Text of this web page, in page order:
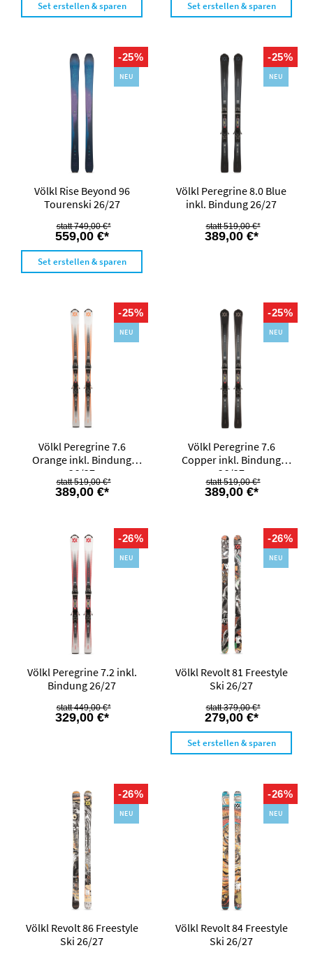
Set erstellen & sparen Set erstellen & sparen
-25%
NEU
Völkl Rise Beyond 96
Tourenski 26/27
559,00 €*
749,00 €*
Set erstellen & sparen
-25%
NEU
Völkl Peregrine 8.0 Blue
inkl. Bindung 26/27
389,00 €*
519,00 €*
-25%
NEU
Völkl Peregrine 7.6
Orange inkl. Bindung
26/27
389,00 €*
519,00 €*
-25%
NEU
Völkl Peregrine 7.6
Copper inkl. Bindung
26/27
389,00 €*
519,00 €*
-26%
NEU
Völkl Peregrine 7.2 inkl.
Bindung 26/27
329,00 €*
449,00 €*
-26%
NEU
Völkl Revolt 81 Freestyle
Ski 26/27
279,00 €*
379,00 €*
Set erstellen & sparen
-26%
NEU
Völkl Revolt 86 Freestyle
Ski 26/27
-26%
NEU
Völkl Revolt 84 Freestyle
Ski 26/27